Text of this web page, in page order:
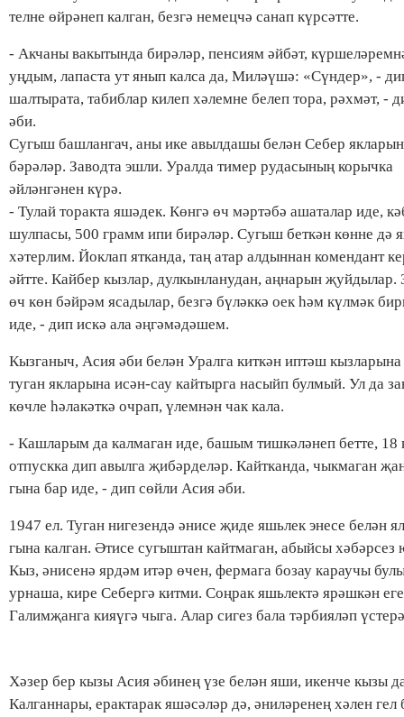
телне өйрәнеп калган, безгә немецчә санап күрсәтте.
- Акчаны вакытында бирәләр, пенсиям әйбәт,
уңдым, лапаста ут янып калса да, Миләүшә: «Сүндер», -
шалтырата, табиблар килеп хәлемне белеп тора, рәхмәт, -
әби.
Сугыш башлангач, аны ике авылдашы белән Себер
бәрәләр. Заводта эшли. Уралда тимер рудасының корычка
әйләнгәнен күрә.
- Тулай торакта яшәдек. Көнгә өч мәртәбә ашаталар иде,
шулпасы, 500 грамм ипи бирәләр. Сугыш беткән көнне дә
хәтерлим. Йоклап ятканда, таң атар алдыннан комендант
әйтте. Кайбер кызлар, дулкынланудан, аңнарын җуйдылар.
өч көн бәйрәм ясадылар, безгә бүләккә оек һәм күлмәк
иде, - дип искә ала әңгәмәдәшем.
Кызганыч, Асия әби белән Уралга киткән иптәш кызларына
туган якларына исән-сау кайтырга насыйп булмый. Ул да
көчле һәлакәткә очрап, үлемнән чак кала.
- Кашларым да калмаган иде, башым тишкәләнеп бетте, 18
отпускка дип авылга җибәрделәр. Кайтканда, чыкмаган
гына бар иде, - дип сөйли Асия әби.
1947 ел. Туган нигезендә әнисе җиде яшьлек энесе белән
гына калган. Әтисе сугыштан кайт­маган, абыйсы хәбәрсез
Кыз, әнисенә ярдәм итәр өчен, фермага бозау караучы
урнаша, кире Себергә китми. Соңрак яшьлектә ярәшкән
Галимҗанга кияү­гә чыга. Алар сигез бала тәрбияләп
Хәзер бер кызы Асия әбинең үзе белән яши, икенче кызы
Калганнары, ерактарак яшәсәләр дә, әниләренең хәлен гел